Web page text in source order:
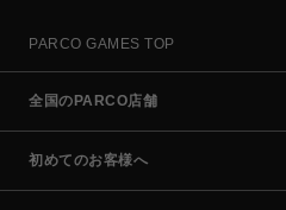
PARCO GAMES TOP
全国のPARCO店舗
初めてのお客様へ